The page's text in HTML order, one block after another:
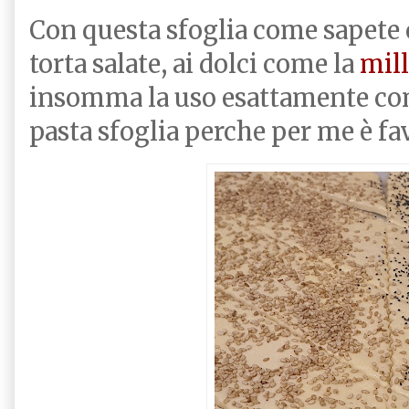
Con questa sfoglia come
torta salate, ai dolci come la
insomma la uso esattamente
pasta sfoglia perche per me è